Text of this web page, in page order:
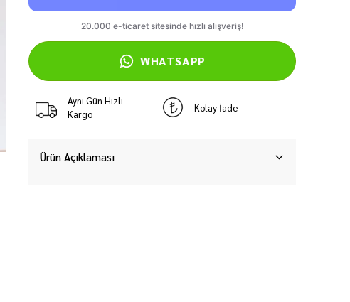
WHATSAPP
Aynı Gün Hızlı
Kargo
Kolay İade
Ürün Açıklaması